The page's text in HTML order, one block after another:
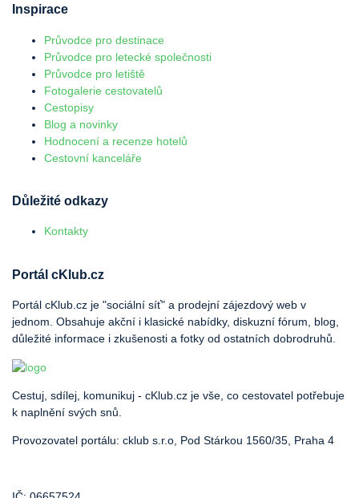
Inspirace
Průvodce pro destinace
Průvodce pro letecké společnosti
Průvodce pro letiště
Fotogalerie cestovatelů
Cestopisy
Blog a novinky
Hodnocení a recenze hotelů
Cestovní kanceláře
Důležité odkazy
Kontakty
Portál cKlub.cz
Portál cKlub.cz je "sociální síť" a prodejní zájezdový web v
jednom. Obsahuje akční i klasické nabídky, diskuzní fórum, blog,
důležité informace i zkušenosti a fotky od ostatních dobrodruhů.
Cestuj, sdílej, komunikuj - cKlub.cz je vše, co cestovatel potřebuje
k naplnění svých snů.
Provozovatel portálu: cklub s.r.o, Pod Stárkou 1560/35, Praha 4